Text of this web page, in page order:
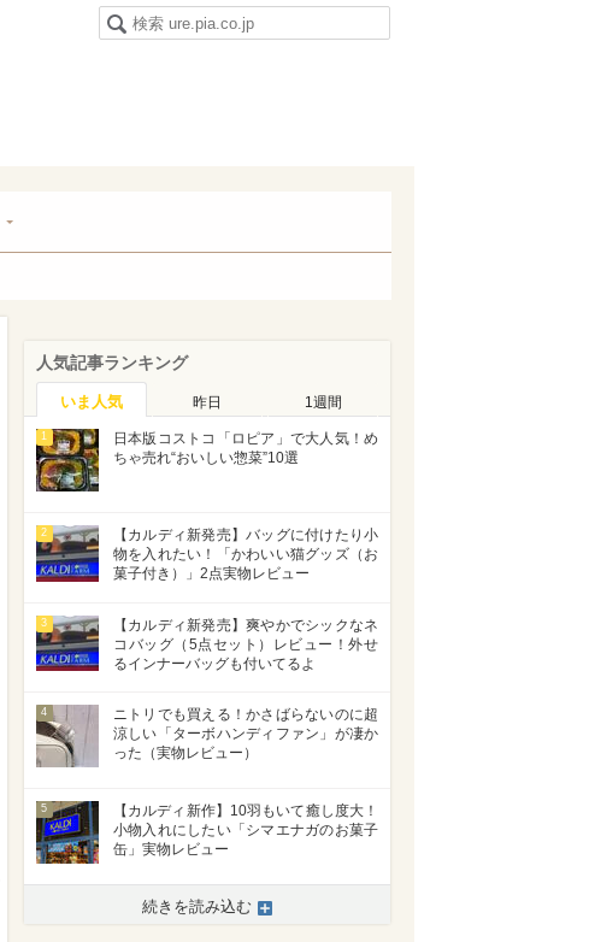
人気記事ランキング
いま人気 昨日 1週間
1
日本版コストコ「ロピア」で大人気！め
ちゃ売れ“おいしい惣菜”10選
2
【カルディ新発売】バッグに付けたり小
物を入れたい！「かわいい猫グッズ（お
菓子付き）」2点実物レビュー
3
【カルディ新発売】爽やかでシックなネ
コバッグ（5点セット）レビュー！外せ
るインナーバッグも付いてるよ
4
ニトリでも買える！かさばらないのに超
涼しい「ターボハンディファン」が凄か
った（実物レビュー）
5
【カルディ新作】10羽もいて癒し度大！
小物入れにしたい「シマエナガのお菓子
缶」実物レビュー
続きを読み込む